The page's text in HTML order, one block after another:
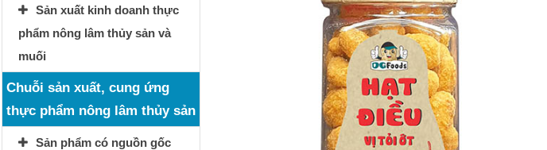
Sản xuất kinh doanh thực
phẩm nông lâm thủy sản và
muối
Chuỗi sản xuất, cung ứng
thực phẩm nông lâm thủy sản
Sản phẩm có nguồn gốc